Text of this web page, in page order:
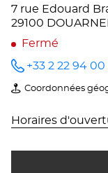
7 rue Edouard
29100
Fermé
Appeler
le point
de vente
DOUARNENEZ
Optical
au
+33 2 22 94
Coordonnées
du
de
vente
DOUARNENEZ
Horaires